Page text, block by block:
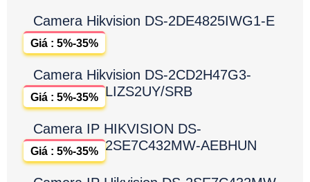
Camera Hikvision DS-2DE4825IWG1-E
Giá : 5%-35%
Camera Hikvision DS-2CD2H47G3-
LIZS2UY/SRB
Giá : 5%-35%
Camera IP HIKVISION DS-
2SE7C432MW-AEBHUN
Giá : 5%-35%